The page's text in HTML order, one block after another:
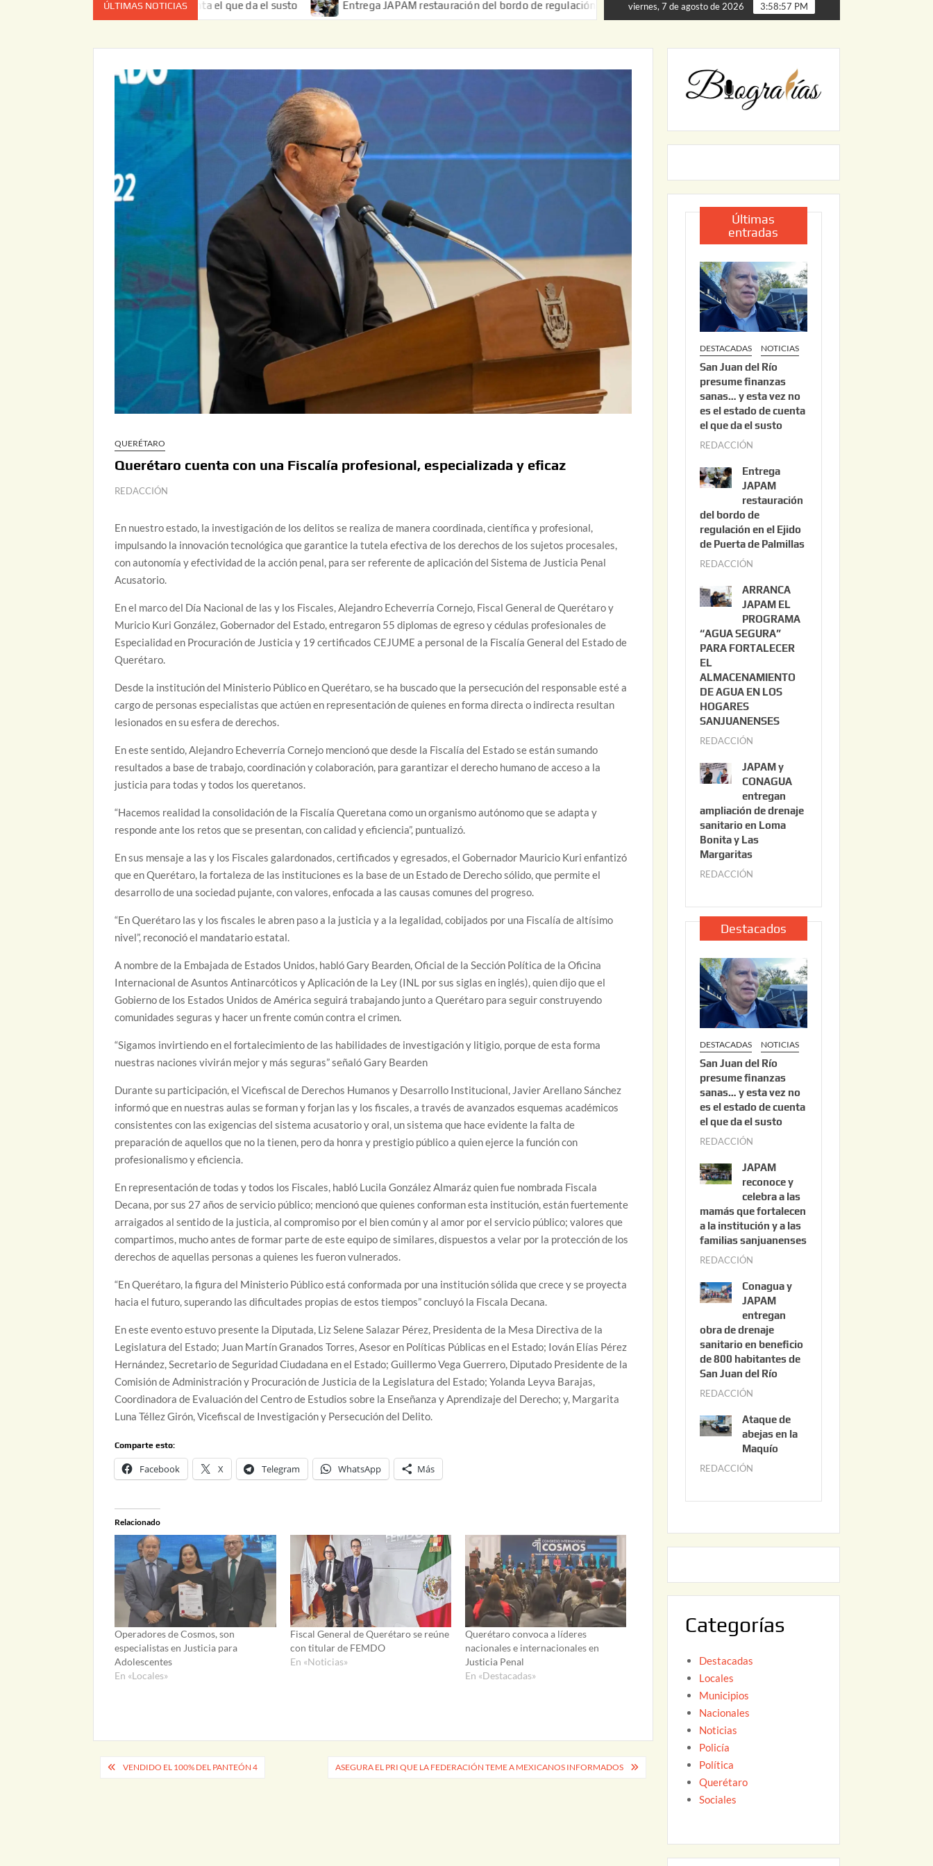
ÚLTIMAS NOTICIAS
no es el estado de cuenta el que da el susto Entrega JAPAM restauración del bordo de regulación en el Ejido de Puerta de Palmillas ARRANCA JAPAM EL PROGRAMA
viernes, 7 de agosto de 2026 3:58:58 PM
QUERÉTARO
Querétaro cuenta con una Fiscalía profesional, especializada y eficaz
REDACCIÓN
En nuestro estado, la investigación de los delitos se realiza de manera coordinada, científica y profesional,
impulsando la innovación tecnológica que garantice la tutela efectiva de los derechos de los sujetos procesales,
con autonomía y efectividad de la acción penal, para ser referente de aplicación del Sistema de Justicia Penal
Acusatorio.
En el marco del Día Nacional de las y los Fiscales, Alejandro Echeverría Cornejo, Fiscal General de Querétaro y
Muricio Kuri González, Gobernador del Estado, entregaron 55 diplomas de egreso y cédulas profesionales de
Especialidad en Procuración de Justicia y 19 certificados CEJUME a personal de la Fiscalía General del Estado de
Querétaro.
Desde la institución del Ministerio Público en Querétaro, se ha buscado que la persecución del responsable esté a
cargo de personas especialistas que actúen en representación de quienes en forma directa o indirecta resultan
lesionados en su esfera de derechos.
En este sentido, Alejandro Echeverría Cornejo mencionó que desde la Fiscalía del Estado se están sumando
resultados a base de trabajo, coordinación y colaboración, para garantizar el derecho humano de acceso a la
justicia para todas y todos los queretanos.
“Hacemos realidad la consolidación de la Fiscalía Queretana como un organismo autónomo que se adapta y
responde ante los retos que se presentan, con calidad y eficiencia”, puntualizó.
En sus mensaje a las y los Fiscales galardonados, certificados y egresados, el Gobernador Mauricio Kuri enfantizó
que en Querétaro, la fortaleza de las instituciones es la base de un Estado de Derecho sólido, que permite el
desarrollo de una sociedad pujante, con valores, enfocada a las causas comunes del progreso.
“En Querétaro las y los fiscales le abren paso a la justicia y a la legalidad, cobijados por una Fiscalía de altísimo
nivel”, reconoció el mandatario estatal.
A nombre de la Embajada de Estados Unidos, habló Gary Bearden, Oficial de la Sección Política de la Oficina
Internacional de Asuntos Antinarcóticos y Aplicación de la Ley (INL por sus siglas en inglés), quien dijo que el
Gobierno de los Estados Unidos de América seguirá trabajando junto a Querétaro para seguir construyendo
comunidades seguras y hacer un frente común contra el crimen.
“Sigamos invirtiendo en el fortalecimiento de las habilidades de investigación y litigio, porque de esta forma
nuestras naciones vivirán mejor y más seguras” señaló Gary Bearden
Durante su participación, el Vicefiscal de Derechos Humanos y Desarrollo Institucional, Javier Arellano Sánchez
informó que en nuestras aulas se forman y forjan las y los fiscales, a través de avanzados esquemas académicos
consistentes con las exigencias del sistema acusatorio y oral, un sistema que hace evidente la falta de
preparación de aquellos que no la tienen, pero da honra y prestigio público a quien ejerce la función con
profesionalismo y eficiencia.
En representación de todas y todos los Fiscales, habló Lucila González Almaráz quien fue nombrada Fiscala
Decana, por sus 27 años de servicio público; mencionó que quienes conforman esta institución, están fuertemente
arraigados al sentido de la justicia, al compromiso por el bien común y al amor por el servicio público; valores que
compartimos, mucho antes de formar parte de este equipo de similares, dispuestos a velar por la protección de los
derechos de aquellas personas a quienes les fueron vulnerados.
“En Querétaro, la figura del Ministerio Público está conformada por una institución sólida que crece y se proyecta
hacia el futuro, superando las dificultades propias de estos tiempos” concluyó la Fiscala Decana.
En este evento estuvo presente la Diputada, Liz Selene Salazar Pérez, Presidenta de la Mesa Directiva de la
Legislatura del Estado; Juan Martín Granados Torres, Asesor en Políticas Públicas en el Estado; Iován Elías Pérez
Hernández, Secretario de Seguridad Ciudadana en el Estado; Guillermo Vega Guerrero, Diputado Presidente de la
Comisión de Administración y Procuración de Justicia de la Legislatura del Estado; Yolanda Leyva Barajas,
Coordinadora de Evaluación del Centro de Estudios sobre la Enseñanza y Aprendizaje del Derecho; y, Margarita
Luna Téllez Girón, Vicefiscal de Investigación y Persecución del Delito.
Comparte esto:
Facebook X Telegram WhatsApp Más
Relacionado
Operadores de Cosmos, son
especialistas en Justicia para
Adolescentes
En «Locales»
Fiscal General de Querétaro se reúne
con titular de FEMDO
En «Noticias»
Querétaro convoca a líderes
nacionales e internacionales en
Justicia Penal
En «Destacadas»
Navegación
VENDIDO EL 100% DEL PANTEÓN 4 ASEGURA EL PRI QUE LA FEDERACIÓN TEME A MEXICANOS INFORMADOS
Últimas
entradas
DESTACADAS NOTICIAS
San Juan del Río
presume finanzas
sanas… y esta vez no
es el estado de cuenta
el que da el susto
REDACCIÓN
o
s
t
o
3
2
0
2
6
Entrega
JAPAM
restauración
del bordo de
regulación en el Ejido
de Puerta de Palmillas
REDACCIÓN
l
i
o
2
0
ARRANCA
JAPAM EL
PROGRAMA
“AGUA SEGURA”
PARA FORTALECER
EL
ALMACENAMIENTO
DE AGUA EN LOS
HOGARES
SANJUANENSES
REDACCIÓN
l
i
o
2
2
2
6
JAPAM y
CONAGUA
entregan
ampliación de drenaje
sanitario en Loma
Bonita y Las
Margaritas
REDACCIÓN
l
i
o
2
2
,
2
0
2
6
Destacados
DESTACADAS NOTICIAS
San Juan del Río
presume finanzas
sanas… y esta vez no
es el estado de cuenta
el que da el susto
REDACCIÓN
s
t
o
3
0
2
6
JAPAM
reconoce y
celebra a las
mamás que fortalecen
a la institución y a las
familias sanjuanenses
REDACCIÓN
n
i
o
3
0
0
2
6
Conagua y
JAPAM
entregan
obra de drenaje
sanitario en beneficio
de 800 habitantes de
San Juan del Río
REDACCIÓN
n
i
0
2
Ataque de
abejas en la
Maquío
REDACCIÓN
y
2
Categorías
Destacadas
Locales
Municipios
Nacionales
Noticias
Policía
Política
Querétaro
Sociales